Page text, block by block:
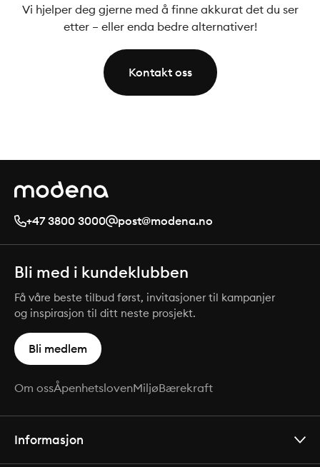
Vi hjelper deg gjerne med å finne akkurat det du ser
etter – eller enda bedre alternativer!
Kontakt oss
+47 3800 3000 post@modena.no
Bli med i kundeklubben
Få våre beste tilbud først, invitasjoner til kampanjer
og inspirasjon til ditt neste prosjekt.
Bli medlem
Om ossÅpenhetslovenMiljøBærekraft
Informasjon